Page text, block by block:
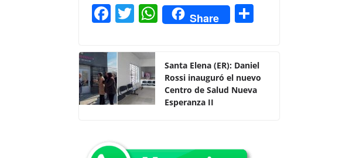
F
c
e
b
o
k
T
itt
er
W
h
s
A
p
Share
p
ar
Santa Elena (ER): Daniel
Rossi inauguró el nuevo
Centro de Salud Nueva
Esperanza II